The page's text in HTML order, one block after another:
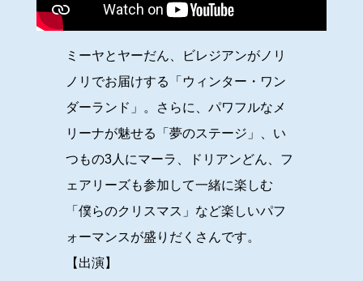
ミーヤとヤーだん、ビレジアンがノリ
ノリでお届けする「ウィンター・ワン
ダーランド」。さらに、パワフルなメ
リーナが魅せる「夢のステージ」、い
つもの3人にマーラ、ドリアンどん、フ
ェアリーズも参加して一緒に楽しむ
「僕らのクリスマス」など楽しいパフ
ォーマンスが盛りだくさんです。
【出演】